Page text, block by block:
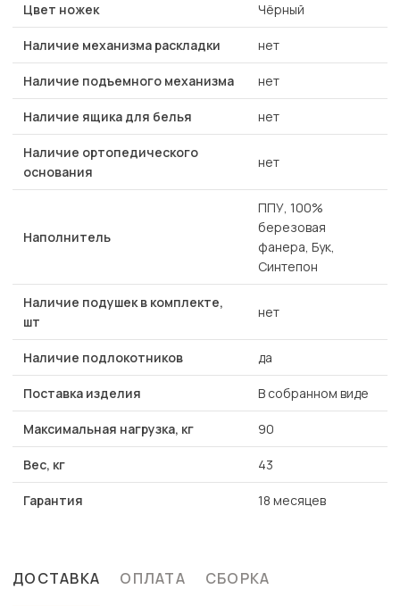
Цвет ножек Чёрный
Наличие механизма раскладки нет
Наличие подъемного механизма нет
Наличие ящика для белья нет
Наличие ортопедического
основания
нет
Наполнитель
ППУ, 100%
березовая
фанера, Бук,
Cинтепон
Наличие подушек в комплекте,
шт
нет
Наличие подлокотников да
Поставка изделия В собранном виде
Максимальная нагрузка, кг 90
Вес, кг 43
Гарантия 18 месяцев
ДОСТАВКА ОПЛАТА СБОРКА